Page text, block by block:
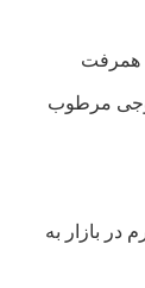
همرفت
مرطوب
بازار به